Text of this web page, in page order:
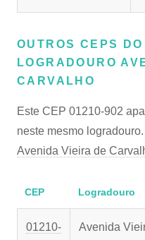
OUTROS CEPS DO
LOGRADOURO
CARVALHO
Este CEP 01210-902
neste mesmo
Avenida Vieira de
CEP Logradouro
01210-
Avenida